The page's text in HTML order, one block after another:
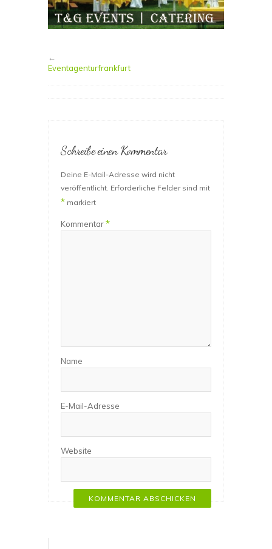
←
Eventagenturfrankfurt
Schreibe einen Kommentar
Deine E-Mail-Adresse wird nicht
veröffentlicht. Erforderliche Felder sind mit
* markiert
Kommentar*
Name
E-Mail-Adresse
Website